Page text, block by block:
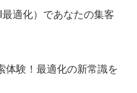
適化）であなたの集客
体験！最適化の新常識を